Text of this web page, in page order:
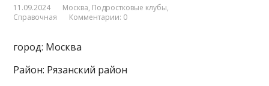
11.09.2024 Москва, Подростковые клубы,
Справочная
Комментарии: 0
город: Москва
Район: Рязанский район